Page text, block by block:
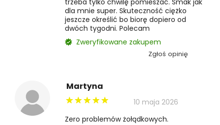
trzeba tylko chwilę pomieszać. Smak jak
dla mnie super. Skuteczność ciężko
jeszcze określić bo biorę dopiero od
dwóch tygodni. Polecam
Zweryfikowane zakupem
Zgłoś opinię
Martyna
10 maja 2026
Zero problemów żołądkowych.